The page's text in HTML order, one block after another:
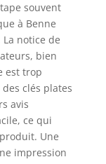
tout
la
Grande
benne
VTT
souvent
à Benne
notice de
bien
est trop
clés plates
avis
ce qui
Une
impression